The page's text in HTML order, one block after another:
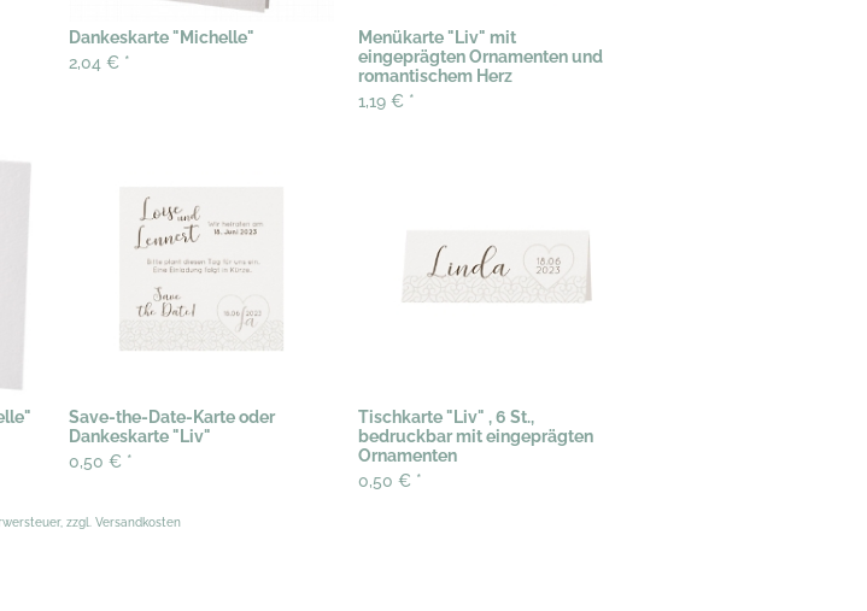
Dankeskarte "Michelle"
2,04 € *
Menükarte "Liv" mit
eingeprägten Ornamenten und
romantischem Herz
1,19 € *
Save-the-Date-Karte oder
Dankeskarte "Liv"
0,50 € *
Tischkarte "Liv" , 6 St.,
bedruckbar mit eingeprägten
Ornamenten
0,50 € *
zzgl. Versandkosten